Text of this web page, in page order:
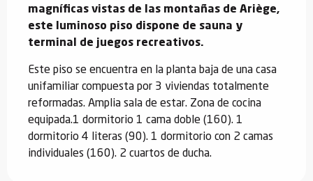
magníficas vistas de las montañas de Ariège,
este luminoso piso dispone de sauna y
terminal de juegos recreativos.
Este piso se encuentra en la planta baja de una casa
unifamiliar compuesta por 3 viviendas totalmente
reformadas. Amplia sala de estar. Zona de cocina
equipada.1 dormitorio 1 cama doble (160). 1
dormitorio 4 literas (90). 1 dormitorio con 2 camas
individuales (160). 2 cuartos de ducha.